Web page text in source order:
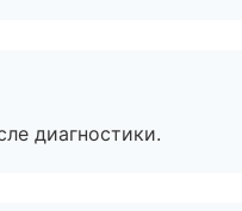
диагностики.